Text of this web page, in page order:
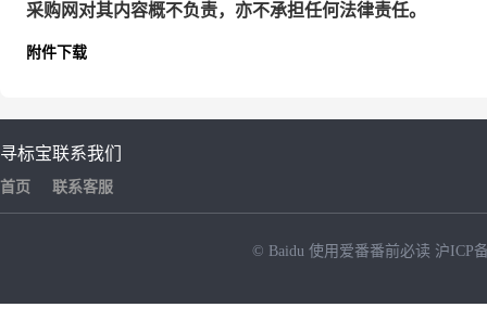
采购网对其内容概不负责，亦不承担任何法律责任。
附件下载
寻标宝
首页
联系我们
联系客服
© Baidu 使用爱番番前必读 沪ICP